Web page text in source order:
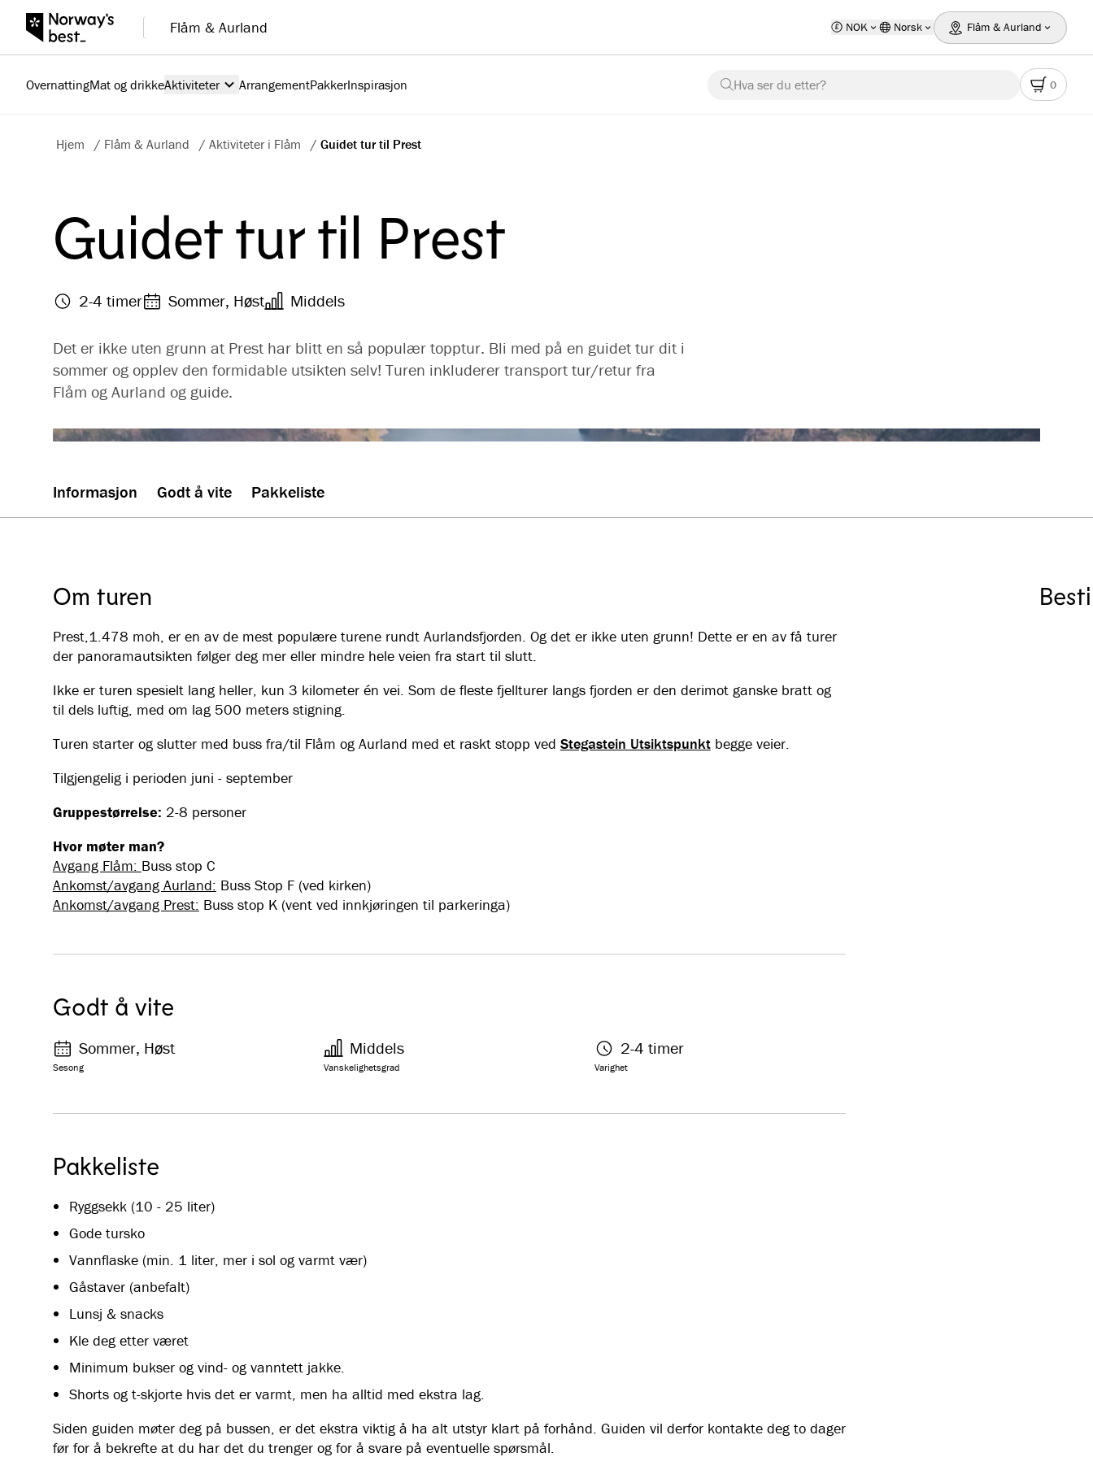
Flåm & Aurland NOK Norsk Flåm & Aurland
OvernattingMat og drikkeAktiviteter ArrangementPakkerInspirasjon Hva ser du etter? 0
Hjem / Flåm & Aurland / Aktiviteter i Flåm / Guidet tur til Prest
Guidet tur til Prest
2-4 timer Sommer, Høst Middels
Det er ikke uten grunn at Prest har blitt en så populær topptur. Bli med på en guidet tur dit i
sommer og opplev den formidable utsikten selv! Turen inkluderer transport tur/retur fra
Flåm og Aurland og guide.
Informasjon Godt å vite Pakkeliste
Om turen
Prest,1.478 moh, er en av de mest populære turene rundt Aurlandsfjorden. Og det er ikke uten grunn! Dette er en av få turer
der panoramautsikten følger deg mer eller mindre hele veien fra start til slutt.
Ikke er turen spesielt lang heller, kun 3 kilometer én vei. Som de fleste fjellturer langs fjorden er den derimot ganske bratt og
til dels luftig, med om lag 500 meters stigning.
Turen starter og slutter med buss fra/til Flåm og Aurland med et raskt stopp ved Stegastein Utsiktspunktbegge veier.
Tilgjengelig i perioden juni - september
Gruppestørrelse: 2-8 personer
Hvor møter man?
Avgang Flåm: Buss stop C
Ankomst/avgang Aurland: Buss Stop F (ved kirken)
Ankomst/avgang Prest: Buss stop K (vent ved innkjøringen til parkeringa)
Godt å vite
Sesong
Sommer, Høst
Vanskelighetsgrad
Middels
Varighet
2-4 timer
Pakkeliste
Ryggsekk (10 - 25 liter)
Gode tursko
Vannflaske (min. 1 liter, mer i sol og varmt vær)
Gåstaver (anbefalt)
Lunsj & snacks
Kle deg etter været
Minimum bukser og vind- og vanntett jakke.
Shorts og t-skjorte hvis det er varmt, men ha alltid med ekstra lag.
Siden guiden møter deg på bussen, er det ekstra viktig å ha alt utstyr klart på forhånd. Guiden vil derfor kontakte deg to dager
før for å bekrefte at du har det du trenger og for å svare på eventuelle spørsmål.